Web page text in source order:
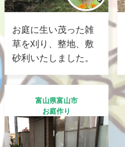
お庭に生い茂った雑
草を刈り、整地、敷
砂利いたしました。
富山県富山市
お庭作り